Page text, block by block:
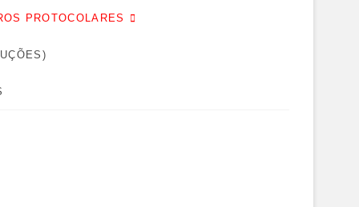
PROTOCOLARES